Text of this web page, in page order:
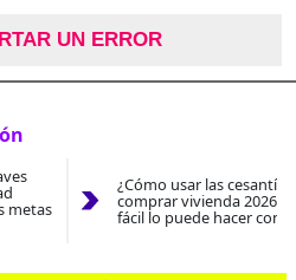
UN ERROR
metas
¿Cómo usar las
comprar vivienda 2026?
fácil lo puede hacer con